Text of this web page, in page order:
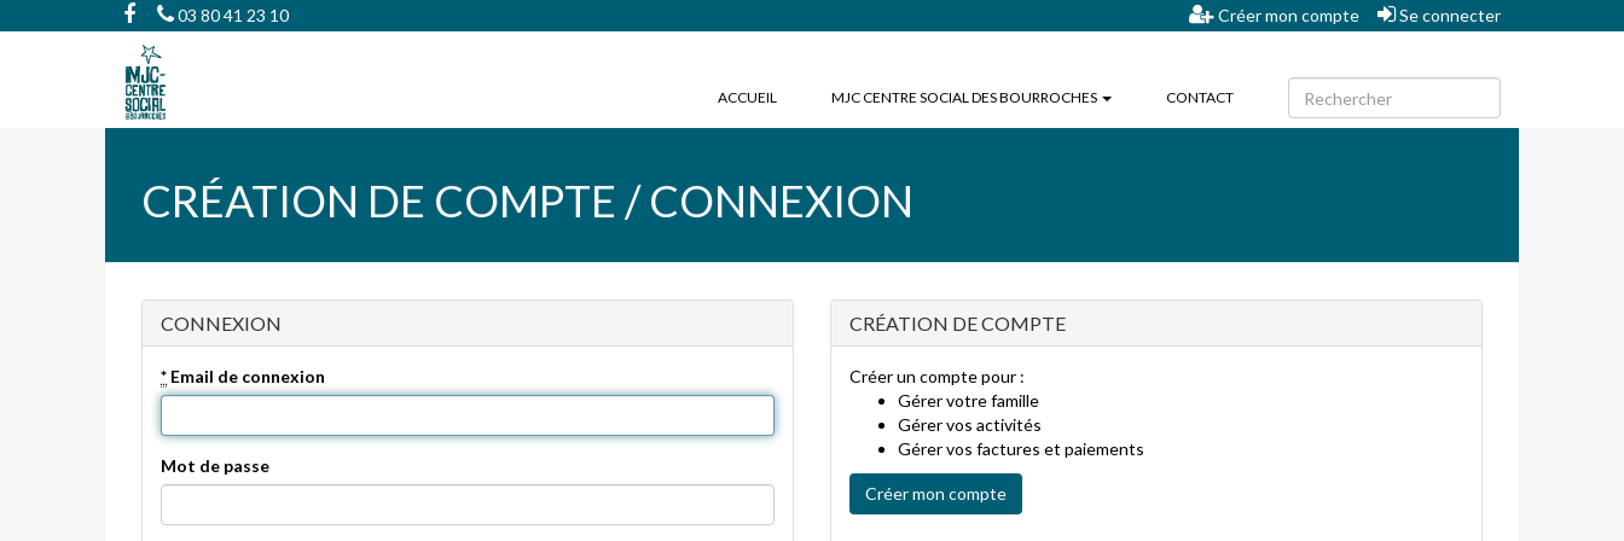
03 80 41 23 10 Créer mon compte Se connecter
ACCUEIL MJC CENTRE SOCIAL DES BOURROCHES CONTACT
CRÉATION DE COMPTE / CONNEXION
CONNEXION
* Email de connexion
Mot de passe
CRÉATION DE COMPTE
Créer un compte pour :
Gérer votre famille
Gérer vos activités
Gérer vos factures et paiements
Créer mon compte